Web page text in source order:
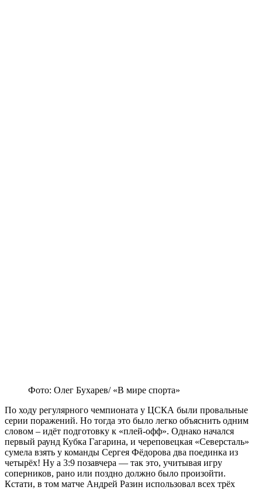
Фото: Олег Бухарев/ «В мире спорта»
По ходу регулярного чемпионата у ЦСКА были провальные
серии поражений. Но тогда это было легко объяснить одним
словом – идёт подготовку к «плей-офф». Однако начался
первый раунд Кубка Гагарина, и череповецкая «Северсталь»
сумела взять у команды Сергея Фёдорова два поединка из
четырёх! Ну а 3:9 позавчера — так это, учитывая игру
соперников, рано или поздно должно было произойти.
Кстати, в том матче Андрей Разин использовал всех трёх